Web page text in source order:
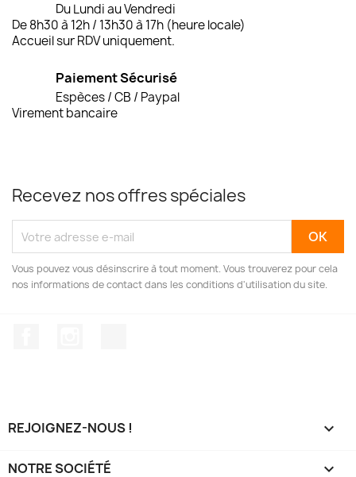
Du Lundi au Vendredi
De 8h30 à 12h / 13h30 à 17h (heure locale)
Accueil sur RDV uniquement.
Paiement Sécurisé
Espèces / CB / Paypal
Virement bancaire
Recevez nos offres spéciales
Vous pouvez vous désinscrire à tout moment. Vous trouverez pour cela
nos informations de contact dans les conditions d'utilisation du site.
REJOIGNEZ-NOUS ! 
NOTRE SOCIÉTÉ 